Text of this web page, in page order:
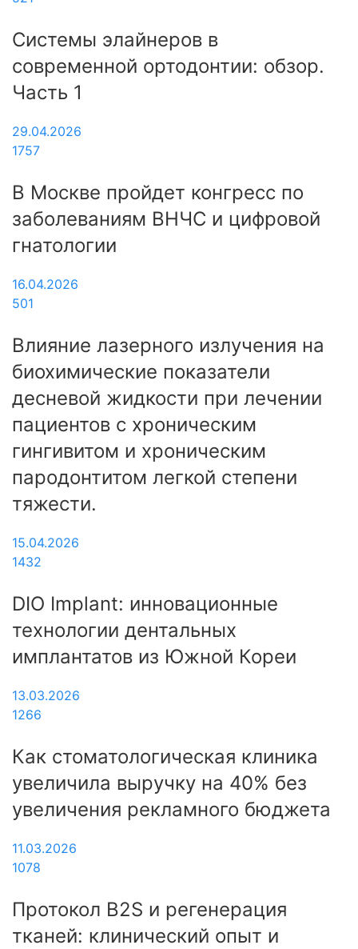
Системы элайнеров в
современной ортодонтии: обзор.
Часть 1
29.04.2026
1757
В Москве пройдет конгресс по
заболеваниям ВНЧС и цифровой
гнатологии
16.04.2026
501
Влияние лазерного излучения на
биохимические показатели
десневой жидкости при лечении
пациентов с хроническим
гингивитом и хроническим
пародонтитом легкой степени
тяжести.
15.04.2026
1432
DIO Implant: инновационные
технологии дентальных
имплантатов из Южной Кореи
13.03.2026
1266
Как стоматологическая клиника
увеличила выручку на 40% без
увеличения рекламного бюджета
11.03.2026
1078
Протокол B2S и регенерация
тканей: клинический опыт и